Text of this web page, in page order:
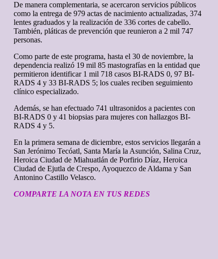
De manera complementaria, se acercaron servicios públicos
como la entrega de 979 actas de nacimiento actualizadas, 374
lentes graduados y la realización de 336 cortes de cabello.
También, pláticas de prevención que reunieron a 2 mil 747
personas.
Como parte de este programa, hasta el 30 de noviembre, la
dependencia realizó 19 mil 85 mastografías en la entidad que
permitieron identificar 1 mil 718 casos BI-RADS 0, 97 BI-
RADS 4 y 33 BI-RADS 5; los cuales reciben seguimiento
clínico especializado.
Además, se han efectuado 741 ultrasonidos a pacientes con
BI-RADS 0 y 41 biopsias para mujeres con hallazgos BI-
RADS 4 y 5.
En la primera semana de diciembre, estos servicios llegarán a
San Jerónimo Tecóatl, Santa María la Asunción, Salina Cruz,
Heroica Ciudad de Miahuatlán de Porfirio Díaz, Heroica
Ciudad de Ejutla de Crespo, Ayoquezco de Aldama y San
Antonino Castillo Velasco.
COMPARTE LA NOTA EN TUS REDES